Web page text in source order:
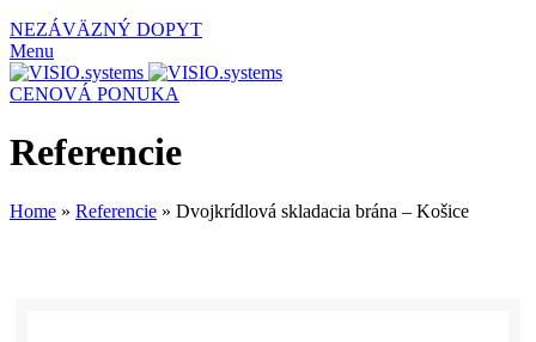
NEZÁVÄZNÝ DOPYT
Menu
CENOVÁ PONUKA
Referencie
Home » Referencie » Dvojkrídlová skladacia brána – Košice